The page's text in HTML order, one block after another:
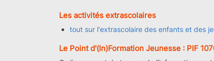
Les activités extrascolaires
tout sur l'extrascolaire des enfants et des
Le Point d'(In)Formation Jeunesse : PIF